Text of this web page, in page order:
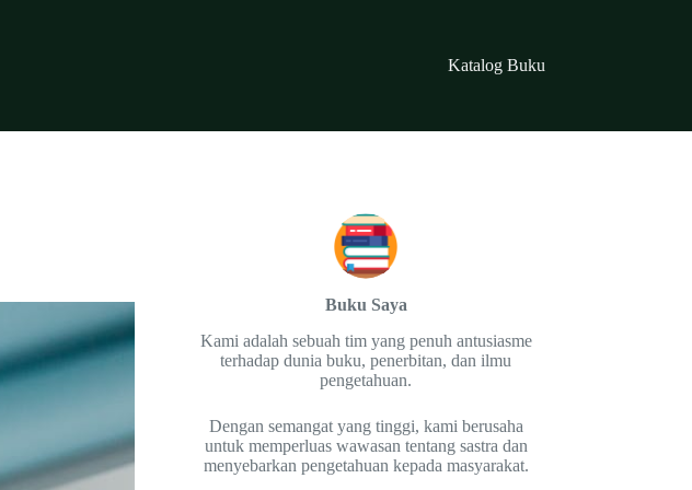
Katalog Buku
Buku Saya
Kami adalah sebuah tim yang penuh antusiasme
terhadap dunia buku, penerbitan, dan ilmu
pengetahuan.
Dengan semangat yang tinggi, kami berusaha
untuk memperluas wawasan tentang sastra dan
menyebarkan pengetahuan kepada masyarakat.